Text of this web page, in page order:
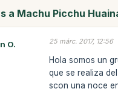
a Machu Picchu
O. 25 márc. 2017, 12:56
Hola somos un
que se realiza
scon una noce